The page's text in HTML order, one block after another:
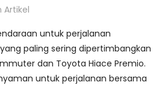
Artikel
untuk perjalanan
paling sering dipertimbangkan
dan Toyota Hiace Premio.
untuk perjalanan bersama